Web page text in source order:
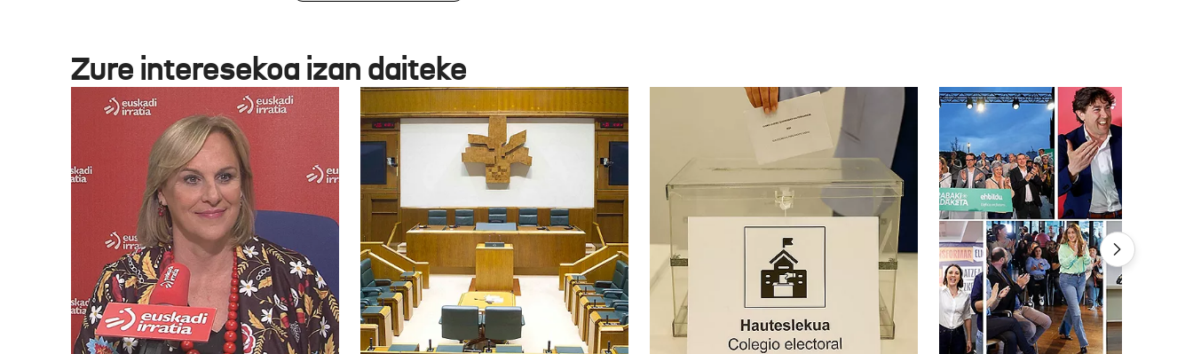
Zure interesekoa izan daiteke